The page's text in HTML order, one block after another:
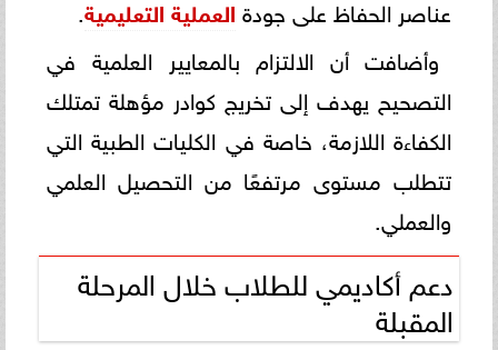
عناصر الحفاظ على جودة العملية التعليمية.
وأضافت أن الالتزام بالمعايير العلمية في
التصحيح يهدف إلى تخريج كوادر مؤهلة تمتلك
الكفاءة اللازمة، خاصة في الكليات الطبية التي
تتطلب مستوى مرتفعًا من التحصيل العلمي
والعملي.
دعم أكاديمي للطلاب خلال المرحلة
المقبلة